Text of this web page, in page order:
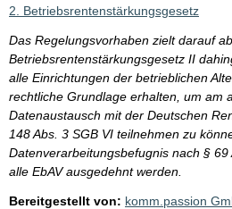
2. Betriebsrentenstärkungsgesetz
Das Regelungsvorhaben zielt darauf
Betriebsrentenstärkungsgesetz II
alle Einrichtungen der betrieblichen
rechtliche Grundlage erhalten, um am
Datenaustausch mit der Deutschen
148 Abs. 3 SGB VI teilnehmen zu
Datenverarbeitungsbefugnis nach § 69
alle EbAV ausgedehnt werden.
Bereitgestellt von: komm.passion